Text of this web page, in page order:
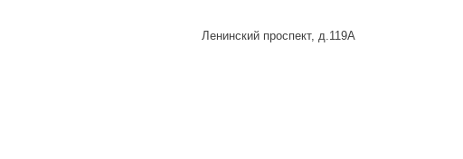
Ленинский проспект, д.119А